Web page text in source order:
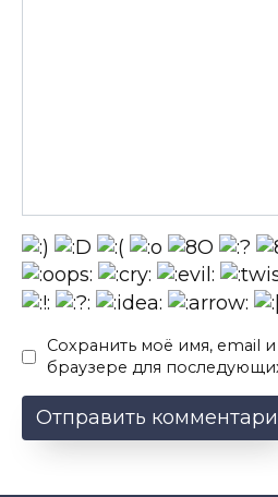
Сохранить моё имя, email и
браузере для